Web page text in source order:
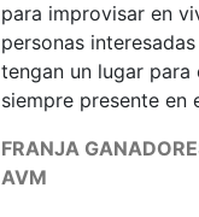
para improvisar en
personas
tengan un lugar
siempre presente en
FRANJA
AVM